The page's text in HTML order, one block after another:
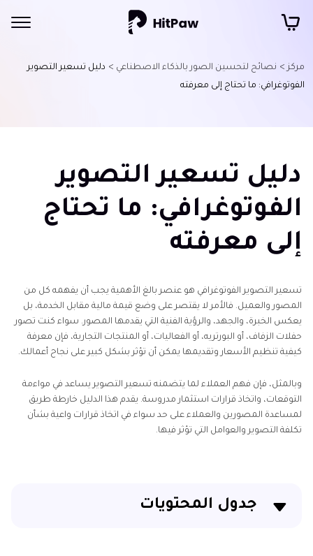
مركز > نصائح لتحسين الصور بالذكاء الاصطناعي > دليل تسعير التصوير
الفوتوغرافي: ما تحتاج إلى معرفته
دليل تسعير التصوير
الفوتوغرافي: ما تحتاج
إلى معرفته
تسعير التصوير الفوتوغرافي هو عنصر بالغ الأهمية يجب أن يفهمه كل من
المصور والعميل. فالأمر لا يقتصر على وضع قيمة مالية مقابل الخدمة، بل
يعكس الخبرة، والجهد، والرؤية الفنية التي يقدمها المصور. سواء كنت تصور
حفلات الزفاف، أو البورتريه، أو الفعاليات، أو المنتجات التجارية، فإن معرفة
كيفية تنظيم الأسعار وتقديمها يمكن أن تؤثر بشكل كبير على نجاح أعمالك.
وبالمثل، فإن فهم العملاء لما يتضمنه تسعير التصوير يساعد في مواءمة
التوقعات، واتخاذ قرارات استثمار مدروسة. يقدم هذا الدليل خارطة طريق
لمساعدة المصورين والعملاء على حد سواء في اتخاذ قرارات واعية بشأن
تكلفة التصوير والعوامل التي تؤثر فيها.
جدول المحتويات